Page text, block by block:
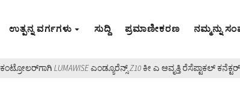
ಉತ್ಪನ್ನ ವರ್ಗಗಳು ಸುದ್ದಿ ಪ್ರಮಾಣೀಕರಣ ನಮ್ಮನ್ನು
LUMAWISE ಎಂಡ್ಯೂರೆನ್ಸ್ Z10 ಕೀ ಎ ಆವೃತ್ತಿ ರೆಸೆಪ್ಟಾಕಲ್ ಕನೆಕ್ಟರ್